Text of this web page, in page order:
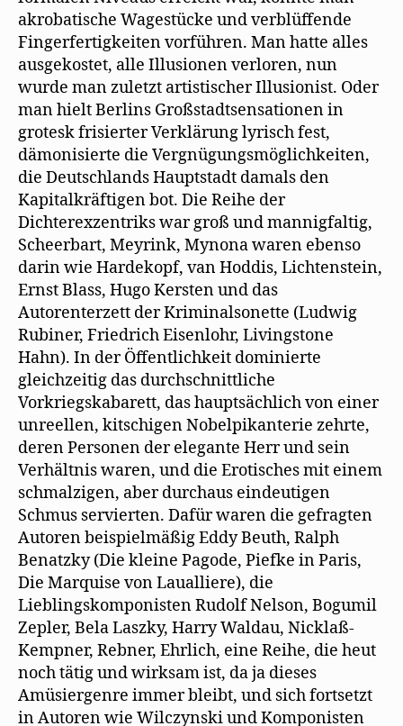
akrobatische Wagestücke und verblüffende
Fingerfertigkeiten vorführen. Man hatte alles
ausgekostet, alle Illusionen verloren, nun
wurde man zuletzt artistischer Illusionist. Oder
man hielt Berlins Großstadtsensationen in
grotesk frisierter Verklärung lyrisch fest,
dämonisierte die Vergnügungsmöglichkeiten,
die Deutschlands Hauptstadt damals den
Kapitalkräftigen bot. Die Reihe der
Dichterexzentriks war groß und mannigfaltig,
Scheerbart, Meyrink, Mynona waren ebenso
darin wie Hardekopf, van Hoddis, Lichtenstein,
Ernst Blass, Hugo Kersten und das
Autorenterzett der Kriminalsonette (Ludwig
Rubiner, Friedrich Eisenlohr, Livingstone
Hahn). In der Öffentlichkeit dominierte
gleichzeitig das durchschnittliche
Vorkriegskabarett, das hauptsächlich von einer
unreellen, kitschigen Nobelpikanterie zehrte,
deren Personen der elegante Herr und sein
Verhältnis waren, und die Erotisches mit einem
schmalzigen, aber durchaus eindeutigen
Schmus servierten. Dafür waren die gefragten
Autoren beispielmäßig Eddy Beuth, Ralph
Benatzky (Die kleine Pagode, Piefke in Paris,
Die Marquise von Laualliere), die
Lieblingskomponisten Rudolf Nelson, Bogumil
Zepler, Bela Laszky, Harry Waldau, Nicklaß-
Kempner, Rebner, Ehrlich, eine Reihe, die heut
noch tätig und wirksam ist, da ja dieses
Amüsiergenre immer bleibt, und sich fortsetzt
in Autoren wie Wilczynski und Komponisten